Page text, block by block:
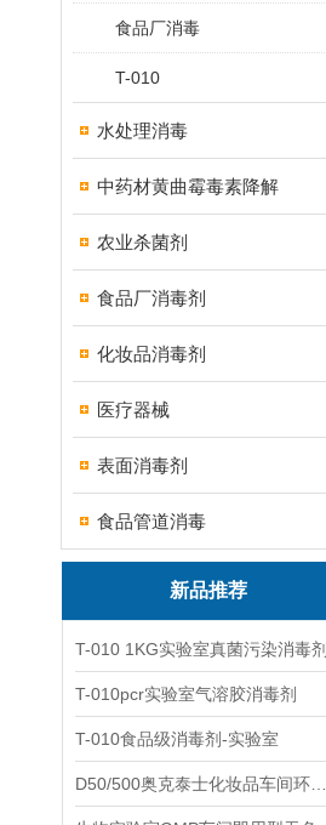
食品厂消毒
T-010
水处理消毒
中药材黄曲霉毒素降解
农业杀菌剂
食品厂消毒剂
化妆品消毒剂
医疗器械
表面消毒剂
食品管道消毒
新品推荐
T-010 1KG实验室真菌污染消毒剂
T-010pcr实验室气溶胶消毒剂
T-010食品级消毒剂-实验室